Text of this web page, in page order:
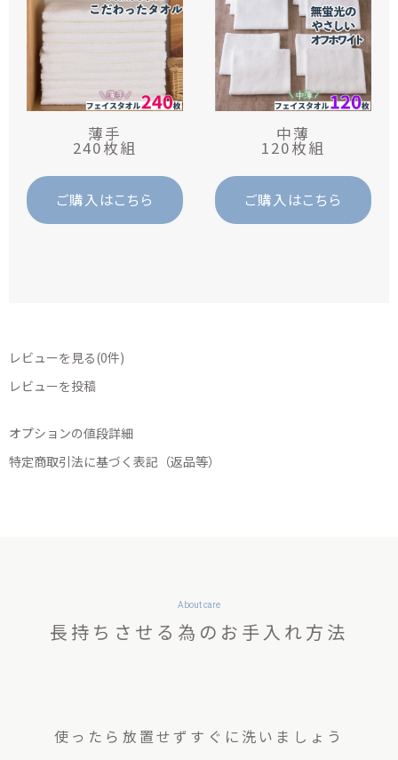
薄手
240枚組
ご購入はこちら
中薄
120枚組
ご購入はこちら
レビューを見る(0件)
レビューを投稿
オプションの値段詳細
特定商取引法に基づく表記（返品等）
About care
長持ちさせる為のお手入れ方法
使ったら放置せず すぐに洗いましょう